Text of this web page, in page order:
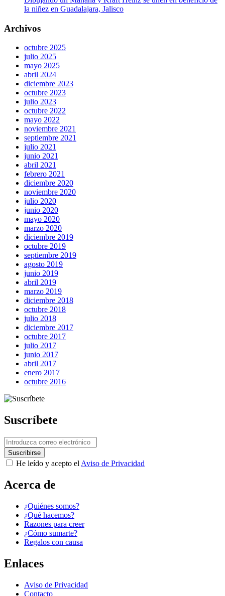
la niñez en Guadalajara, Jalisco
Archivos
octubre 2025
julio 2025
mayo 2025
abril 2024
diciembre 2023
octubre 2023
julio 2023
octubre 2022
mayo 2022
noviembre 2021
septiembre 2021
julio 2021
junio 2021
abril 2021
febrero 2021
diciembre 2020
noviembre 2020
julio 2020
junio 2020
mayo 2020
marzo 2020
diciembre 2019
octubre 2019
septiembre 2019
agosto 2019
junio 2019
abril 2019
marzo 2019
diciembre 2018
octubre 2018
julio 2018
diciembre 2017
octubre 2017
julio 2017
junio 2017
abril 2017
enero 2017
octubre 2016
Suscríbete
He leído y acepto el Aviso de Privacidad
Acerca de
¿Quiénes somos?
¿Qué hacemos?
Razones para creer
¿Cómo sumarte?
Regalos con causa
Enlaces
Aviso de Privacidad
Contacto